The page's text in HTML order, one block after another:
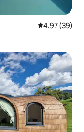
4,97 (39)